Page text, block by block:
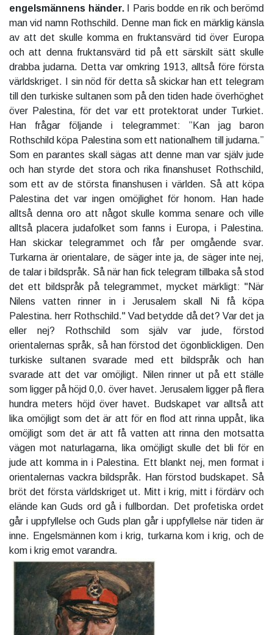
engelsmännens händer.I Paris bodde en rik och berömd
man vid namn Rothschild. Denne man fick en märklig känsla
av att det skulle komma en fruktansvärd tid över Europa
och att denna fruktansvärd tid på ett särskilt sätt skulle
drabba judarna. Detta var omkring 1913, alltså före första
världskriget. I sin nöd för detta så skickar han ett telegram
till den turkiske sultanen som på den tiden hade överhöghet
över Palestina, för det var ett protektorat under Turkiet.
Han frågar följande i telegrammet: ”Kan jag baron
Rothschild köpa Palestina som ett nationalhem till judarna.”
Som en parantes skall sägas att denne man var själv jude
och han styrde det stora och rika finanshuset Rothschild,
som ett av de största finanshusen i världen. Så att köpa
Palestina det var ingen omöjlighet för honom. Han hade
alltså denna oro att något skulle komma senare och ville
alltså placera judafolket som fanns i Europa, i Palestina.
Han skickar telegrammet och får per omgående svar.
Turkarna är orientalare, de säger inte ja, de säger inte nej,
de talar i bildspråk. Så när han fick telegram tillbaka så stod
det ett bildspråk på telegrammet, mycket märkligt: "När
Nilens vatten rinner in i Jerusalem skall Ni få köpa
Palestina. herr Rothschild." Vad betydde då det? Var det ja
eller nej? Rothschild som själv var jude, förstod
orientalernas språk, så han förstod det ögonblickligen. Den
turkiske sultanen svarade med ett bildspråk och han
svarade att det var omöjligt. Nilen rinner ut på ett ställe
som ligger på höjd 0,0. över havet. Jerusalem ligger på flera
hundra meters höjd över havet. Budskapet var alltså att
lika omöjligt som det är att för en flod att rinna uppåt, lika
omöjligt som det är att få vatten att rinna den motsatta
vägen mot naturlagarna, lika omöjligt skulle det bli för en
jude att komma in i Palestina. Ett blankt nej, men format i
orientalernas vackra bildspråk. Han förstod budskapet. Så
bröt det första världskriget ut. Mitt i krig, mitt i fördärv och
elände kan Guds ord gå i fullbordan. Det profetiska ordet
går i uppfyllelse och Guds plan går i uppfyllelse när tiden är
inne. Engelsmännen kom i krig, turkarna kom i krig, och de
kom i krig emot varandra.